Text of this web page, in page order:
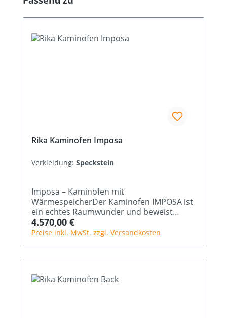
Rika Kaminofen Imposa
Verkleidung: Speckstein
Imposa – Kaminofen mit
WärmespeicherDer Kaminofen IMPOSA ist
ein echtes Raumwunder und beweist
einmal mehr, dass wahre Größe nichts mit
den Ausmaßen zu tun hat. Wie kein
eindrucksvollen Innenraum mit extrem
kompakten Außenabmessungen für eine
optimale Heizleistung. So ist dieser
Regulärer Preis:
4.570,00 €
Preise inkl. MwSt. zzgl. Versandkosten